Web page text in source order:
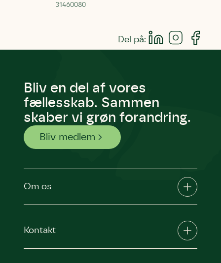
31460080
Del på:
Bliv en del af vores
fællesskab. Sammen
skaber vi grøn forandring.
Bliv medlem
Om os
Kontakt